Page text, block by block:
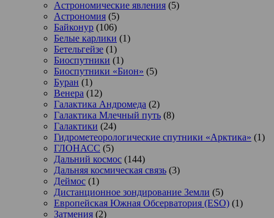
Астрономические явления (5)
Астрономия (5)
Байконур (106)
Белые карлики (1)
Бетельгейзе (1)
Биоспутники (1)
Биоспутники «Бион» (5)
Буран (1)
Венера (12)
Галактика Андромеда (2)
Галактика Млечный путь (8)
Галактики (24)
Гидрометеорологические спутники «Арктика» (1)
ГЛОНАСС (5)
Дальний космос (144)
Дальняя космическая связь (3)
Деймос (1)
Дистанционное зондирование Земли (5)
Европейская Южная Обсерватория (ESO) (1)
Затмения (2)